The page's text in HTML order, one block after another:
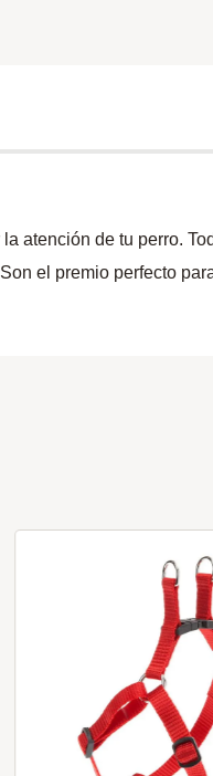
atención de tu perro.
el premio perfecto